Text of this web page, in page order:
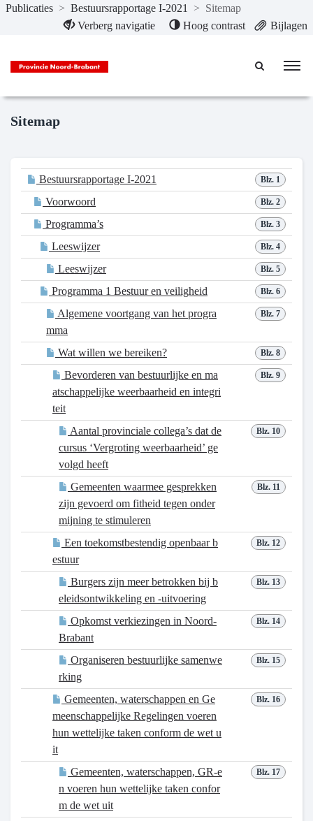
Naar hoofdinhoud
Publicaties > Bestuursrapportage I-2021 > Sitemap
Verberg navigatie
Hoog contrast Bijlagen
Sitemap
Blz. 1
Bestuursrapportage I-2021
Blz. 2
Voorwoord
Blz. 3
Programma’s
Blz. 4
Leeswijzer
Blz. 5
Leeswijzer
Blz. 6
Programma 1 Bestuur en veiligheid
Blz. 7
Algemene voortgang van het progra
mma
Blz. 8
Wat willen we bereiken?
Blz. 9
Bevorderen van bestuurlijke en ma
atschappelijke weerbaarheid en integri
teit
Blz. 10
Aantal provinciale collega’s dat de
cursus ‘Vergroting weerbaarheid’ ge
volgd heeft
Blz. 11
Gemeenten waarmee gesprekken
zijn gevoerd om fitheid tegen onder
mijning te stimuleren
Blz. 12
Een toekomstbestendig openbaar b
estuur
Blz. 13
Burgers zijn meer betrokken bij b
eleidsontwikkeling en -uitvoering
Blz. 14
Opkomst verkiezingen in Noord-
Brabant
Blz. 15
Organiseren bestuurlijke samenwe
rking
Blz. 16
Gemeenten, waterschappen en Ge
meenschappelijke Regelingen voeren
hun wettelijke taken conform de wet u
it
Blz. 17
Gemeenten, waterschappen, GR-e
n voeren hun wettelijke taken confor
m de wet uit